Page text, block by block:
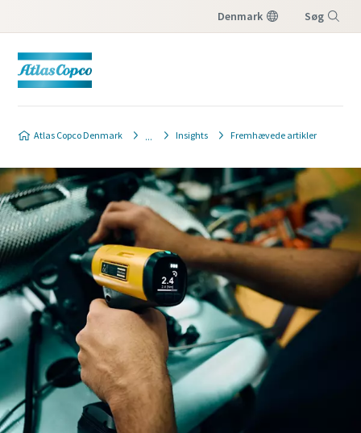
Denmark Søg
Atlas Copco Denmark Insights Fremhævede artikler
Udfyld venligst nedenstående oplysninger. Så
vil vi kontakte dig.
Alle felter markeret med (*) er obligatoriske
Personlige oplysninger
Fornavn
Efternavn
E-mail